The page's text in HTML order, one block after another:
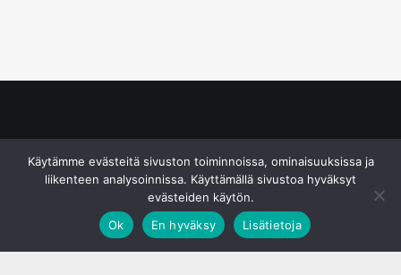
Käytämme evästeitä sivuston toiminnoissa, ominaisuuksissa ja
liikenteen analysoinnissa. Käyttämällä sivustoa hyväksyt
evästeiden käytön.
Ok
En hyväksy Lisätietoja